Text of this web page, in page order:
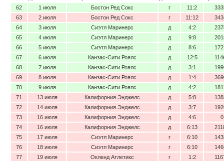
62
1 июля Бостон Ред Сокс г 11:2
63
2 июля Бостон Ред Сокс г 11:12
64
3 июля Сиэтл Маринерс д 4:2
65
4 июля Сиэтл Маринерс д 9:8
66
5 июля Сиэтл Маринерс д 8:6
67
6 июля Канзас-Сити Роялс д 12:5
68
7 июля Канзас-Сити Роялс д 3:1
69
8 июля Канзас-Сити Роялс д 1:4
70
9 июля Канзас-Сити Роялс д 4:2
71
13 июля Калифорния Энджелс д 5:8
72
14 июля Калифорния Энджелс д 3:7
73
16 июля Калифорния Энджелс д 4:6
0
74
16 июля Калифорния Энджелс д 6:13
75
17 июля Сиэтл Маринерс г 6:10
76
18 июля Сиэтл Маринерс г 6:10
77
19 июля Окленд Атлетикс г 1:2